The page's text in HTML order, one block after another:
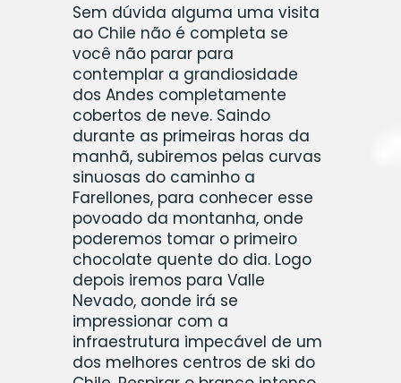
Sem dúvida alguma uma visita
ao Chile não é completa se
você não parar para
contemplar a grandiosidade
dos Andes completamente
cobertos de neve. Saindo
durante as primeiras horas da
manhã, subiremos pelas curvas
sinuosas do caminho a
Farellones, para conhecer esse
povoado da montanha, onde
poderemos tomar o primeiro
chocolate quente do dia. Logo
depois iremos para Valle
Nevado, aonde irá se
impressionar com a
infraestrutura impecável de um
dos melhores centros de ski do